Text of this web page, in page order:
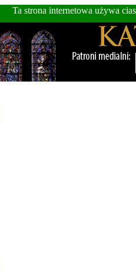
Ta strona internetowa używa